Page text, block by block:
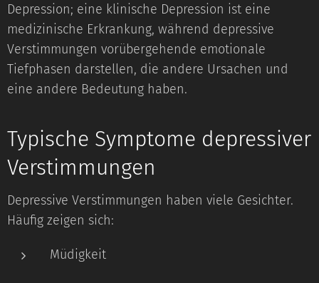
Depression; eine klinische Depression ist eine
medizinische Erkrankung, während depressive
Verstimmungen vorübergehende emotionale
Tiefphasen darstellen, die andere Ursachen und
eine andere Bedeutung haben.
Typische Symptome depressiver
Verstimmungen
Depressive Verstimmungen haben viele Gesichter.
Häufig zeigen sich:
Müdigkeit